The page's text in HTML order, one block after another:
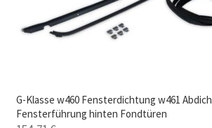
G-Klasse w460 Fensterdichtung w461
Fensterführung hinten Fondtüren